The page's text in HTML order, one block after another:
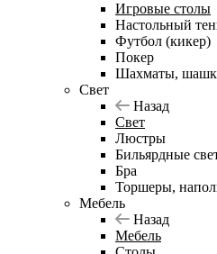
Игровые столы
Настольный
Футбол (кикер)
Покер
Шахматы,
Свет
Назад
Свет
Люстры
Бильярдные
Бра
Торшеры,
Мебель
Назад
Мебель